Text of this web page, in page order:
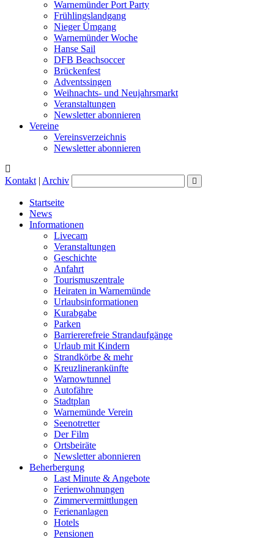
Warnemünder Port Party
Frühlingslandgang
Nieger Ümgang
Warnemünder Woche
Hanse Sail
DFB Beachsoccer
Brückenfest
Adventssingen
Weihnachts- und Neujahrsmarkt
Veranstaltungen
Newsletter abonnieren
Vereine
Vereinsverzeichnis
Newsletter abonnieren
Kontakt | Archiv
Startseite
News
Informationen
Livecam
Veranstaltungen
Geschichte
Anfahrt
Tourismuszentrale
Heiraten in Warnemünde
Urlaubsinformationen
Kurabgabe
Parken
Barriererefreie Strandaufgänge
Urlaub mit Kindern
Strandkörbe & mehr
Kreuzlinerankünfte
Warnowtunnel
Autofähre
Stadtplan
Warnemünde Verein
Seenotretter
Der Film
Ortsbeiräte
Newsletter abonnieren
Beherbergung
Last Minute & Angebote
Ferienwohnungen
Zimmervermittlungen
Ferienanlagen
Hotels
Pensionen